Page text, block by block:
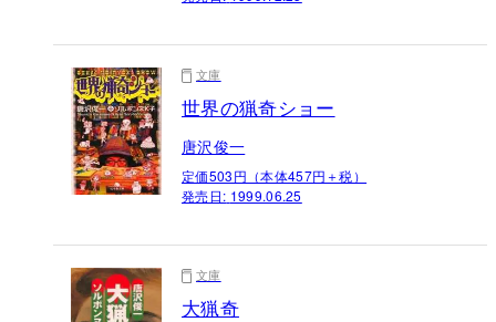
文庫
世界の猟奇ショー
唐沢俊一
定価503円（本体457円＋税）
発売日: 1999.06.25
文庫
大猟奇